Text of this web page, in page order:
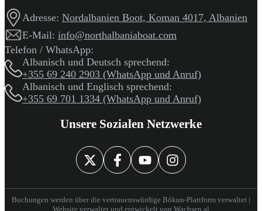
Adresse: Nordalbanien Boot, Koman 4017, Albanien
E-Mail: info@northalbaniaboat.com
Telefon / WhatsApp:
Albanisch und Deutsch sprechend:
+355 69 240 2903 (WhatsApp und Anruf)
Albanisch und Englisch sprechend:
+355 69 701 1334 (WhatsApp und Anruf)
Unsere Sozialen Netzwerke
Buchungen werden über die vertrauenswürdige Bókun-Plattform verwaltet |
Website verwaltet und entwickelt von Wachsen.al